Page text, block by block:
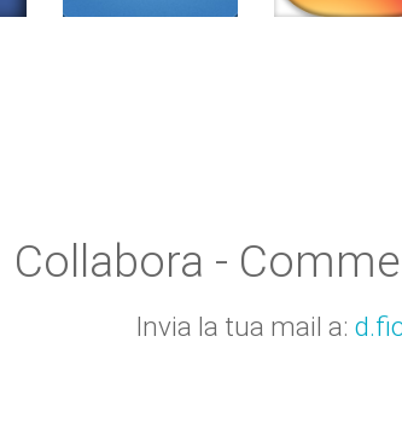
Collabora -
Invia la tua mail a: